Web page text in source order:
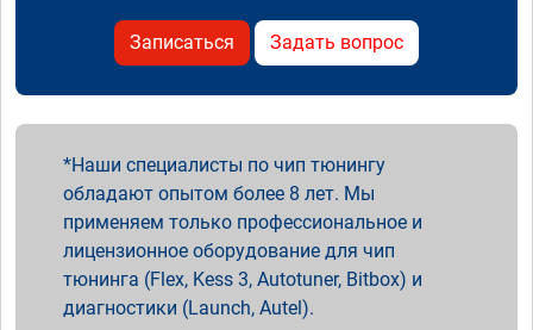
Записаться Задать вопрос
Наши специалисты по чип тюнингу
обладают опытом более 8 лет. Мы
применяем только профессиональное и
лицензионное оборудование для чип
тюнинга (Flex, Kess 3, Autotuner, Bitbox) и
диагностики (Launch, Autel).